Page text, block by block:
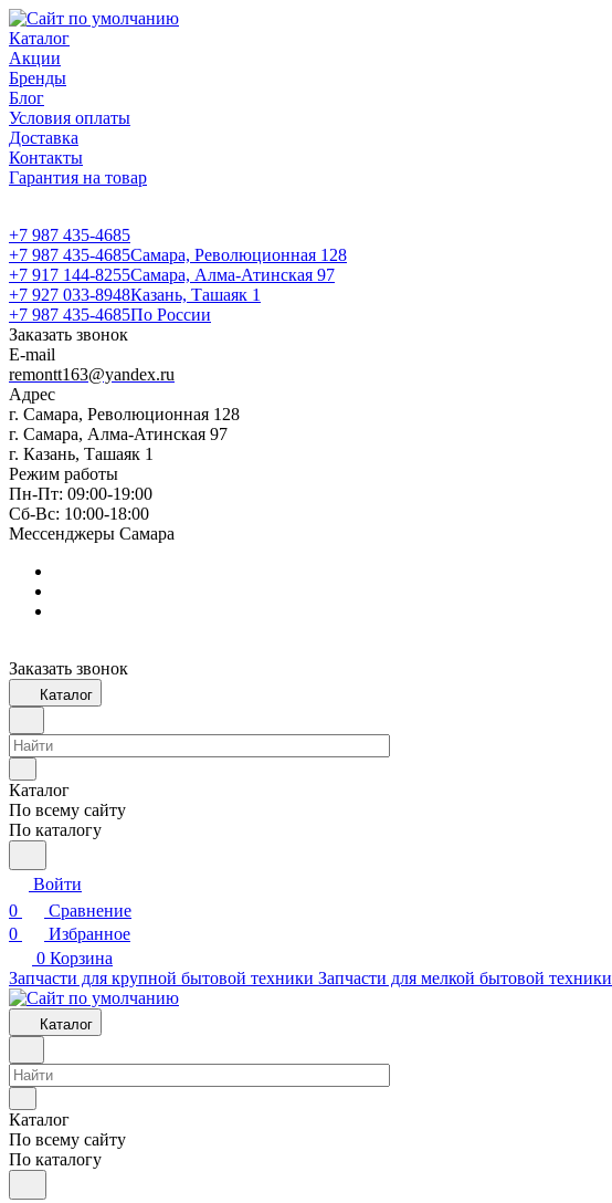
Каталог
Акции
Бренды
Блог
Условия оплаты
Доставка
Контакты
Гарантия на товар
+7 987 435-4685
+7 987 435-4685Самара, Революционная 128
+7 917 144-8255Самара, Алма-Атинская 97
+7 927 033-8948Казань, Ташаяк 1
+7 987 435-4685По России
Заказать звонок
E-mail
remontt163@yandex.ru
Адрес
г. Самара, Революционная 128
г. Самара, Алма-Атинская 97
г. Казань, Ташаяк 1
Режим работы
Пн-Пт: 09:00-19:00
Сб-Вс: 10:00-18:00
Мессенджеры Самара
Заказать звонок
Каталог
Каталог
По всему сайту
По каталогу
Войти
0
Сравнение
0
Избранное
0 Корзина
Запчасти для крупной бытовой техники Запчасти для мелкой бытовой техники
Каталог
Каталог
По всему сайту
По каталогу